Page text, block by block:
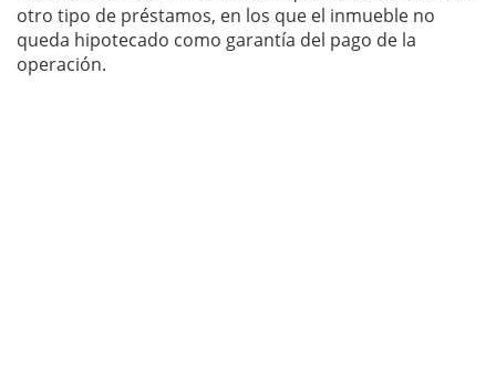
otro tipo de préstamos, en los que el inmueble no
queda hipotecado como garantía del pago de la
operación.